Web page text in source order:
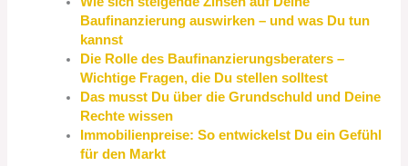
Baufinanzierung auswirken – und was Du tun
kannst
Die Rolle des Baufinanzierungsberaters –
Wichtige Fragen, die Du stellen solltest
Das musst Du über die Grundschuld und Deine
Rechte wissen
Immobilienpreise: So entwickelst Du ein Gefühl
für den Markt